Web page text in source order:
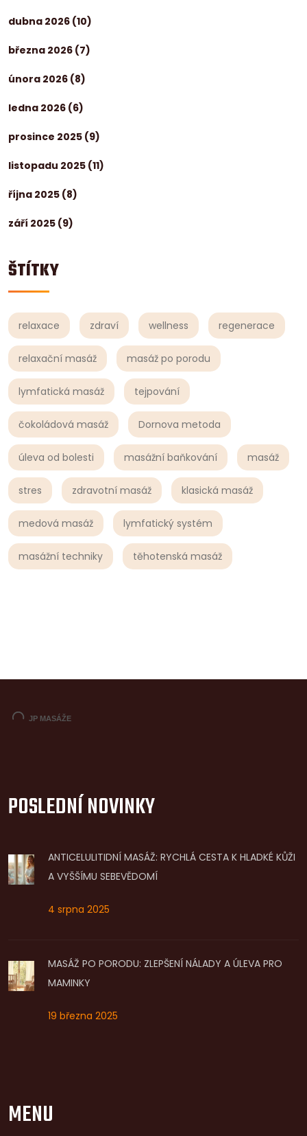
dubna 2026 (10)
března 2026 (7)
února 2026 (8)
ledna 2026 (6)
prosince 2025 (9)
listopadu 2025 (11)
října 2025 (8)
září 2025 (9)
ŠTÍTKY
relaxace zdraví wellness regenerace
relaxační masáž masáž po porodu
lymfatická masáž tejpování
čokoládová masáž Dornova metoda
úleva od bolesti masážní baňkování masáž
stres zdravotní masáž klasická masáž
medová masáž lymfatický systém
masážní techniky těhotenská masáž
POSLEDNÍ NOVINKY
ANTICELULITIDNÍ MASÁŽ: RYCHLÁ CESTA K HLADKÉ KŮŽI
A VYŠŠÍMU SEBEVĚDOMÍ
4 srpna 2025
MASÁŽ PO PORODU: ZLEPŠENÍ NÁLADY A ÚLEVA PRO
MAMINKY
19 března 2025
MENU